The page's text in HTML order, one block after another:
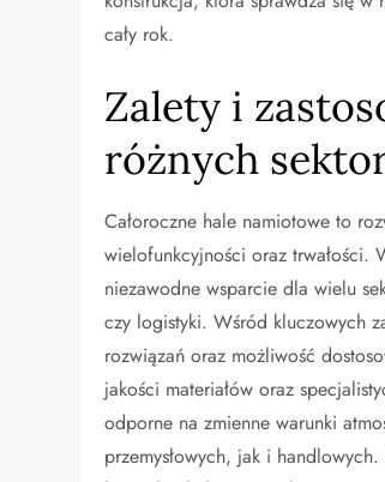
cały rok.
Zalety i
różnych
Całoroczne hale namiotowe to
wielofunkcyjności oraz trwałości.
niezawodne wsparcie dla wielu
czy logistyki. Wśród kluczowych
rozwiązań oraz możliwość
jakości materiałów oraz
odporne na zmienne warunki
przemysłowych, jak i